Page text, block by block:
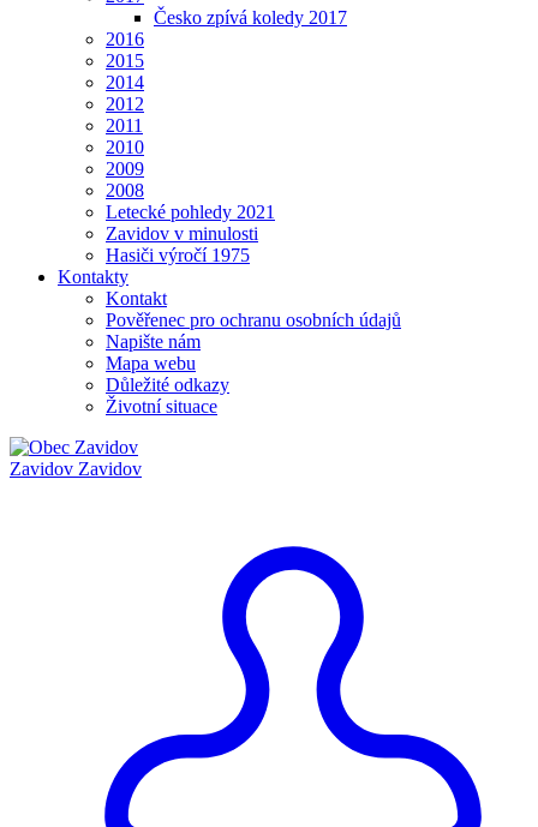
Česko zpívá koledy 2017
2016
2015
2014
2012
2011
2010
2009
2008
Letecké pohledy 2021
Zavidov v minulosti
Hasiči výročí 1975
Kontakty
Kontakt
Pověřenec pro ochranu osobních údajů
Napište nám
Mapa webu
Důležité odkazy
Životní situace
Zavidov Zavidov